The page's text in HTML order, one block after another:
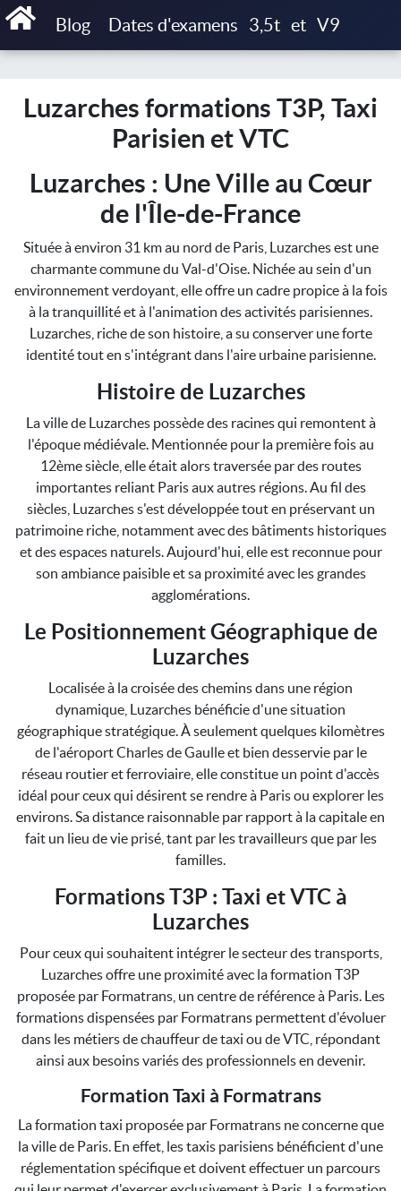
Blog Dates d'examens 3,5t et V9
Accueil
Luzarches formations T3P, Taxi
Parisien et VTC
Luzarches : Une Ville au Cœur
de l'Île-de-France
Située à environ 31 km au nord de Paris, Luzarches est une
charmante commune du Val-d'Oise. Nichée au sein d'un
environnement verdoyant, elle offre un cadre propice à la fois
à la tranquillité et à l'animation des activités parisiennes.
Luzarches, riche de son histoire, a su conserver une forte
identité tout en s'intégrant dans l'aire urbaine parisienne.
Histoire de Luzarches
La ville de Luzarches possède des racines qui remontent à
l'époque médiévale. Mentionnée pour la première fois au
12ème siècle, elle était alors traversée par des routes
importantes reliant Paris aux autres régions. Au fil des
siècles, Luzarches s'est développée tout en préservant un
patrimoine riche, notamment avec des bâtiments historiques
et des espaces naturels. Aujourd'hui, elle est reconnue pour
son ambiance paisible et sa proximité avec les grandes
agglomérations.
Le Positionnement Géographique de
Luzarches
Localisée à la croisée des chemins dans une région
dynamique, Luzarches bénéficie d'une situation
géographique stratégique. À seulement quelques kilomètres
de l'aéroport Charles de Gaulle et bien desservie par le
réseau routier et ferroviaire, elle constitue un point d'accès
idéal pour ceux qui désirent se rendre à Paris ou explorer les
environs. Sa distance raisonnable par rapport à la capitale en
fait un lieu de vie prisé, tant par les travailleurs que par les
familles.
Formations T3P : Taxi et VTC à
Luzarches
Pour ceux qui souhaitent intégrer le secteur des transports,
Luzarches offre une proximité avec la formation T3P
proposée par Formatrans, un centre de référence à Paris. Les
formations dispensées par Formatrans permettent d'évoluer
dans les métiers de chauffeur de taxi ou de VTC, répondant
ainsi aux besoins variés des professionnels en devenir.
Formation Taxi à Formatrans
La formation taxi proposée par Formatrans ne concerne que
la ville de Paris. En effet, les taxis parisiens bénéficient d'une
réglementation spécifique et doivent effectuer un parcours